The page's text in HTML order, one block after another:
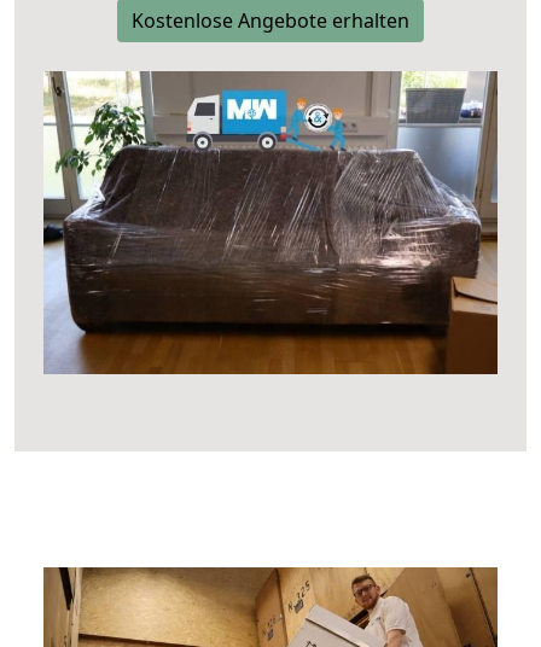
Kostenlose Angebote erhalten